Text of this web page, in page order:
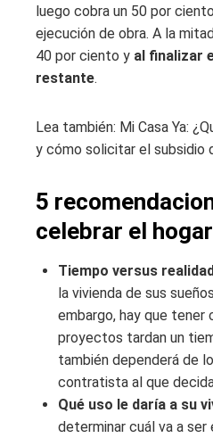
luego cobra un 50 por
ejecución de obra. A la
40 por ciento y al finalizar
restante.
Lea también: Mi Casa Ya:
y cómo solicitar el subsidio
5
celebrar el
Tiempo versus
la vivienda de sus
embargo, hay que
proyectos tardan un
también dependerá de
contratista al que
Qué uso le daría a su
determinar cuál va a ser